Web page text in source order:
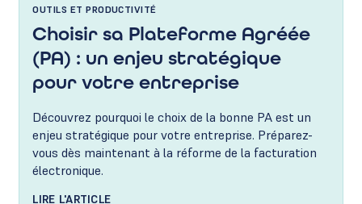
OUTILS ET PRODUCTIVITÉ
Choisir sa Plateforme Agréée
(PA) : un enjeu stratégique
pour votre entreprise
Découvrez pourquoi le choix de la bonne PA est un
enjeu stratégique pour votre entreprise. Préparez-
vous dès maintenant à la réforme de la facturation
électronique.
LIRE L'ARTICLE